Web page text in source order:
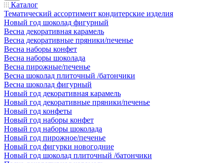
Каталог
Тематический ассортимент кондитерские изделия
Новый год шоколад фигурный
Весна декоративная карамель
Весна декоративные пряники/печенье
Весна наборы конфет
Весна наборы шоколада
Весна пирожные/печенье
Весна шоколад плиточный /батончики
Весна шоколад фигурный
Новый год декоративная карамель
Новый год декоративные пряники/печенье
Новый год конфеты
Новый год наборы конфет
Новый год наборы шоколада
Новый год пирожное/печенье
Новый год фигурки новогодние
Новый год шоколад плиточный /батончики